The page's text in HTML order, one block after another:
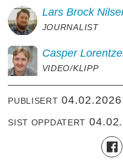
Lars Brock
JOURNALIST
Casper
VIDEO/KLIPP
PUBLISERT
SIST OPPDATERT